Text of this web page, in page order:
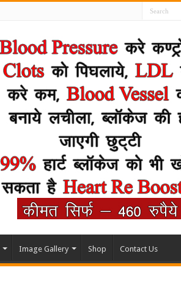
Image Gallery Shop Contact Us